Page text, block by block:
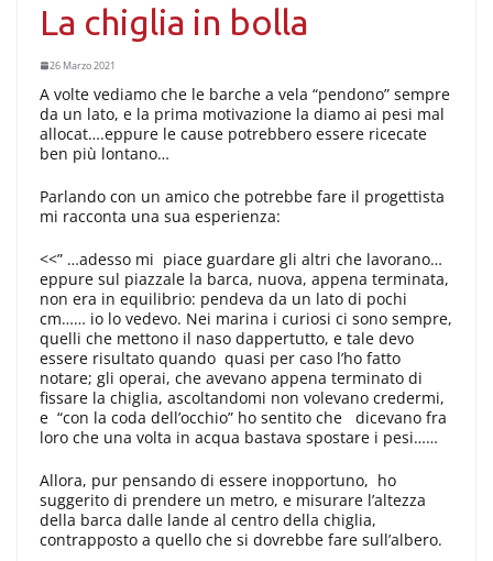
La chiglia in bolla
26 Marzo 2021
A volte vediamo che le barche a vela “pendono” sempre
da un lato, e la prima motivazione la diamo ai pesi mal
allocat….eppure le cause potrebbero essere ricecate
ben più lontano…
Parlando con un amico che potrebbe fare il progettista
mi racconta una sua esperienza:
<<” …adesso mi piace guardare gli altri che lavorano…
eppure sul piazzale la barca, nuova, appena terminata,
non era in equilibrio: pendeva da un lato di pochi
cm…… io lo vedevo. Nei marina i curiosi ci sono sempre,
quelli che mettono il naso dappertutto, e tale devo
essere risultato quando quasi per caso l’ho fatto
notare; gli operai, che avevano appena terminato di
fissare la chiglia, ascoltandomi non volevano credermi,
e “con la coda dell’occhio” ho sentito che dicevano fra
loro che una volta in acqua bastava spostare i pesi……
Allora, pur pensando di essere inopportuno, ho
suggerito di prendere un metro, e misurare l’altezza
della barca dalle lande al centro della chiglia,
contrapposto a quello che si dovrebbe fare sull’albero.